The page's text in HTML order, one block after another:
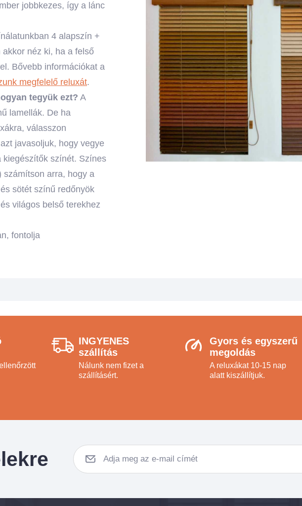
jobbkezes, így a lánc
4 alapszín +
néz ki, ha a felső
Bővebb információkat a
megfelelő reluxát.
tegyük ezt? A
lamellák. De ha
válasszon
javasoljuk, hogy vegye
kiegészítők színét. Színes
számítson arra, hogy a
sötét színű redőnyök
világos belső terekhez
fontolja
INGYENES
szállítás
Nálunk nem fizet a
szállításért.
Gyors és egyszerű
megoldás
A reluxákat 10-15 nap
alatt kiszállítjuk.